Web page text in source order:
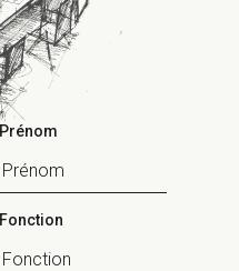
Prénom
Fonction